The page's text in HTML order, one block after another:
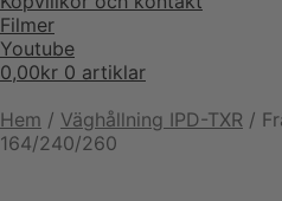
Filmer
Youtube
0,00kr 0 artiklar
Hem / Väghållning IPD-TXR /
164/240/260